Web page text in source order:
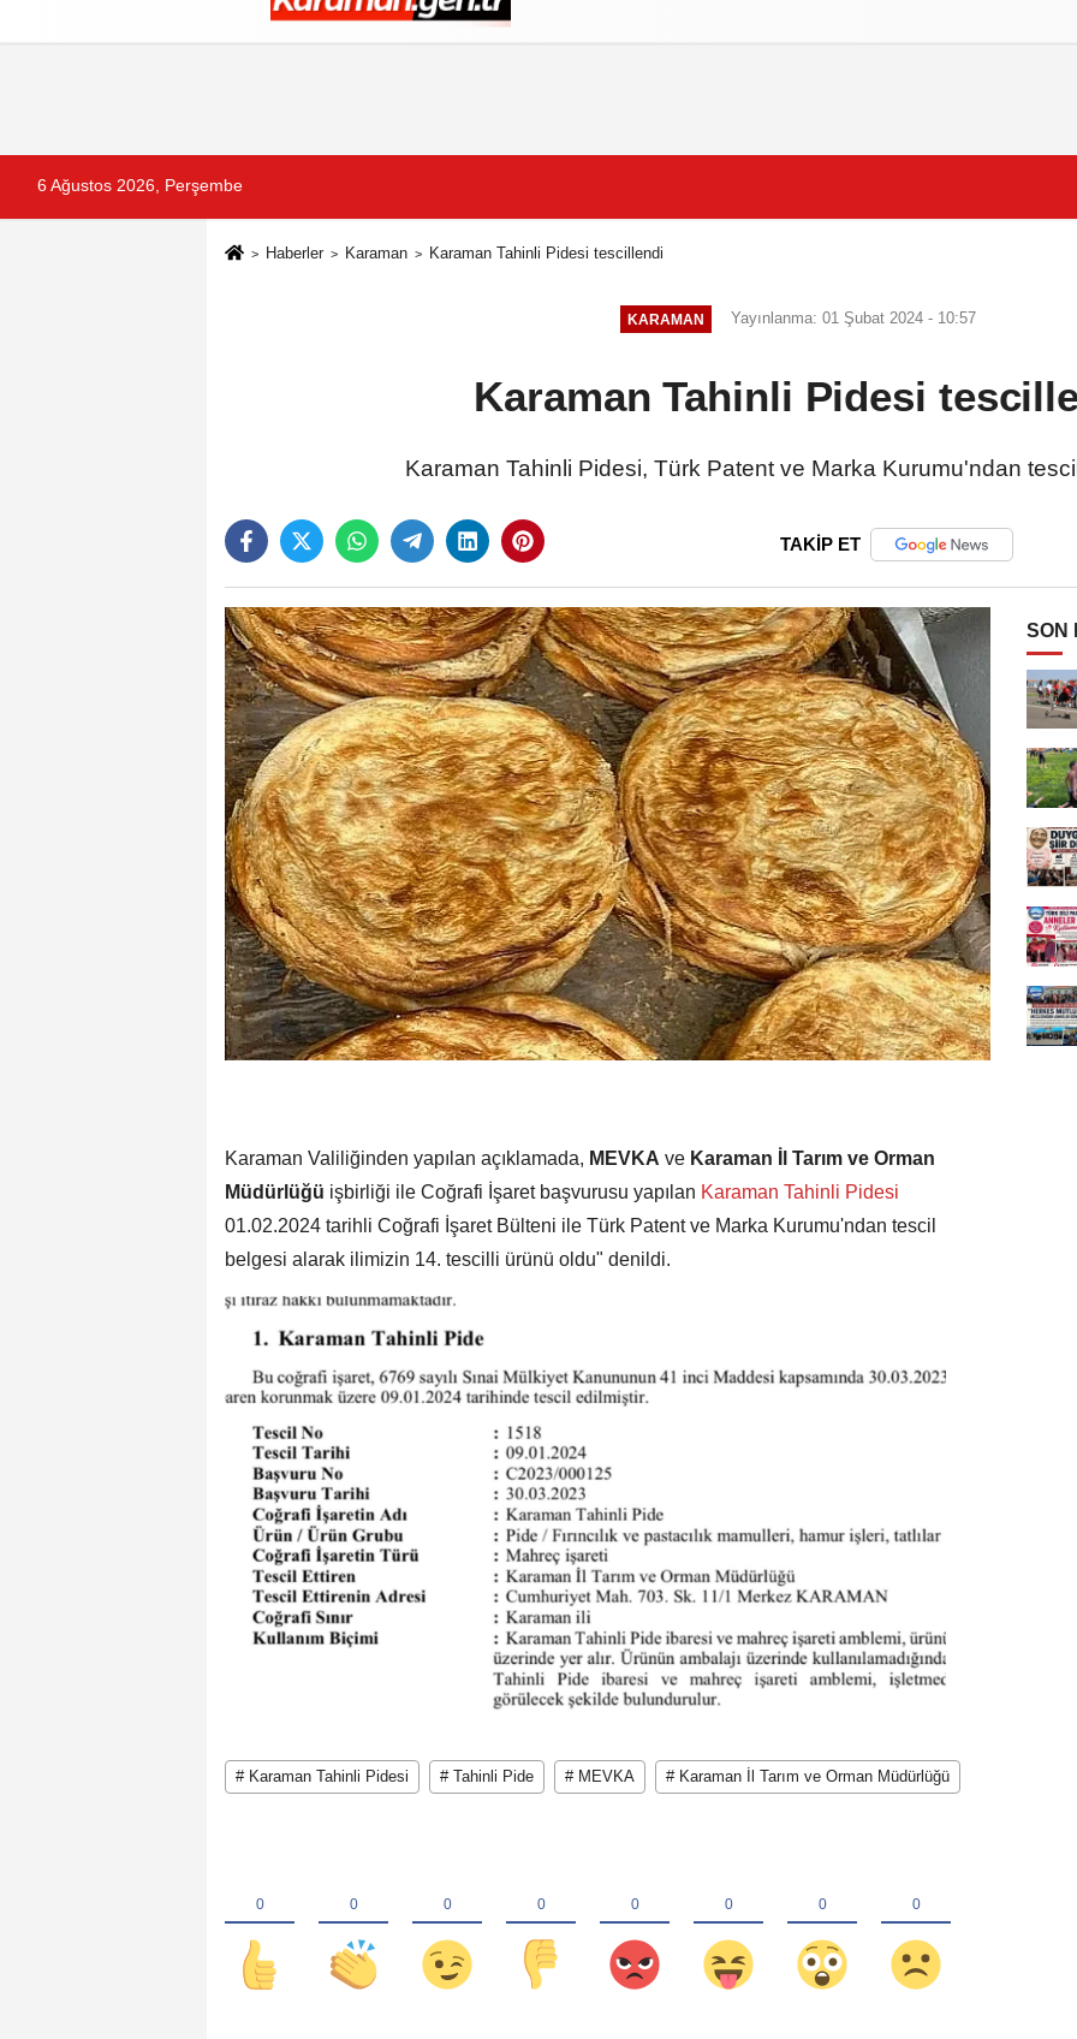
Künye İletişim Çerez Politikası
6 Ağustos 2026, Perşembe
Haberler Karaman Karaman Tahinli Pidesi tescillendi
KARAMAN Yayınlanma: 01 Şubat 2024 - 10:57
Karaman Tahinli Pidesi
Karaman Tahinli Pidesi, Türk Patent ve Marka Kurumu'ndan
TAKİP ET
Karaman Valiliğinden yapılan açıklamada, MEVKA ve Karaman İl Tarım ve Orman
Müdürlüğü işbirliği ile Coğrafi İşaret başvurusu yapılan Karaman Tahinli Pidesi
01.02.2024 tarihli Coğrafi İşaret Bülteni ile Türk Patent ve Marka Kurumu'ndan tescil
belgesi alarak ilimizin 14. tescilli ürünü oldu" denildi.
# Karaman Tahinli Pidesi # Tahinli Pide # MEVKA # Karaman İl Tarım ve Orman Müdürlüğü
SON